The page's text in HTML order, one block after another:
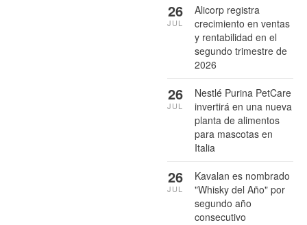
Alicorp registra
crecimiento en ventas
y rentabilidad en el
segundo trimestre de
2026
26
JUL
Nestlé Purina PetCare
invertirá en una nueva
planta de alimentos
para mascotas en
Italia
26
JUL
Kavalan es nombrado
"Whisky del Año" por
segundo año
consecutivo
26
JUL